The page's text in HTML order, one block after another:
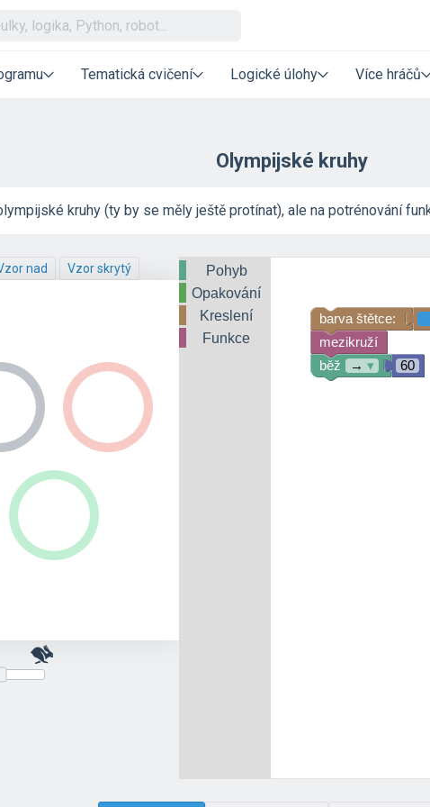
Tematická cvičení Logické úlohy Více hráčů
Olympijské kruhy
kruhy (ty by se měly ještě protínat), ale na potrénování
nad Vzor skrytý
Pohyb
Opakování
Kreslení
Funkce
60
běž → ▾
mezikruží
barva štětce: